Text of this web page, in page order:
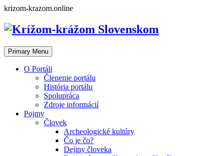
Skip
content
krizom-krazom.online
Primary Menu
O Portáli
Členenie portálu
História portálu
Spolupráca
Zdroje informácií
Pojmy
Človek
Archeologické kultúry
Čo je čo?
Dejiny človeka